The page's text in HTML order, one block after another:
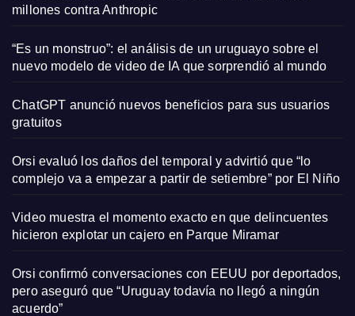
millones contra Anthropic
“Es un monstruo”: el análisis de un uruguayo sobre el
nuevo modelo de video de IA que sorprendió al mundo
ChatGPT anunció nuevos beneficios para sus usuarios
gratuitos
Orsi evaluó los daños del temporal y advirtió que “lo
complejo va a empezar a partir de setiembre” por El Niño
Video muestra el momento exacto en que delincuentes
hicieron explotar un cajero en Parque Miramar
Orsi confirmó conversaciones con EEUU por deportados,
pero aseguró que “Uruguay todavía no llegó a ningún
acuerdo”